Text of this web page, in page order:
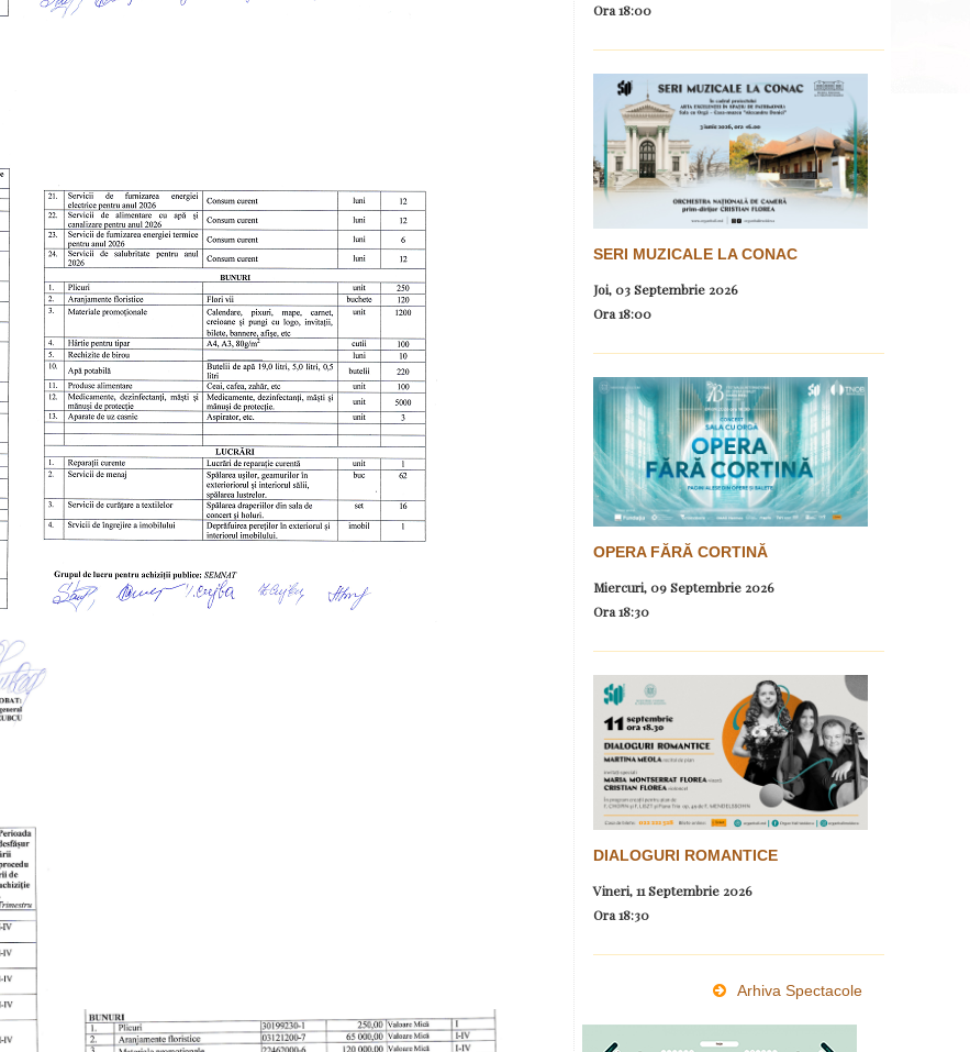
Ora18:00
SERI MUZICALE LA CONAC
Joi, 03 Septembrie 2026
Ora18:00
OPERA FĂRĂ CORTINĂ
Miercuri, 09 Septembrie 2026
Ora18:30
DIALOGURI ROMANTICE
Vineri, 11 Septembrie 2026
Ora18:30
Arhiva Spectacole